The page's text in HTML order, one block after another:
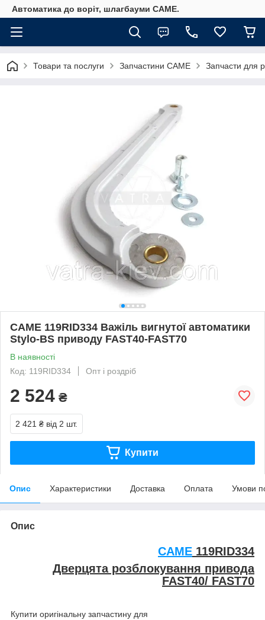
Автоматика до воріт, шлагбауми CAME.
Товари та послуги Запчастини CAME Запчасти для
CAME 119RID334 Важіль вигнутої автоматики
Stylo-BS приводу FAST40-FAST70
В наявності
Код: 119RID334
Опт і роздріб
2 524 ₴
2 421 ₴ від 2 шт.
Купити
Опис Характеристики Доставка Оплата Умови
Опис
CAME 119RID334
Дверцята розблокування привода
FAST40/ FAST70
Купити оригінальну запчастину для